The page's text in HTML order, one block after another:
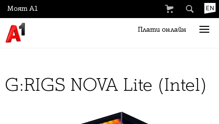
EN
Плати онлайн
Моят А1
G:RIGS NOVA Lite (Intel)